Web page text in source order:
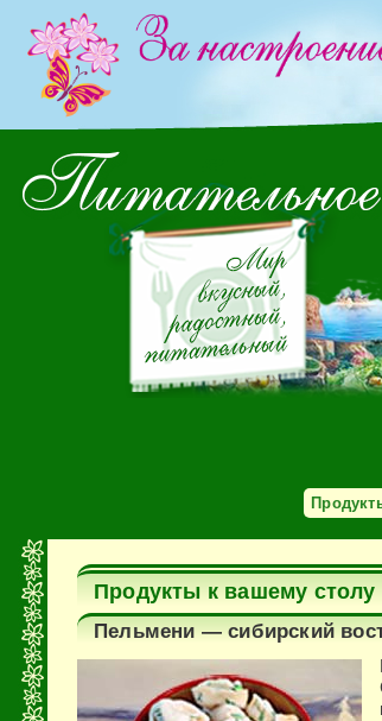
Продукты к вашему столу
Пельмени — сибирский